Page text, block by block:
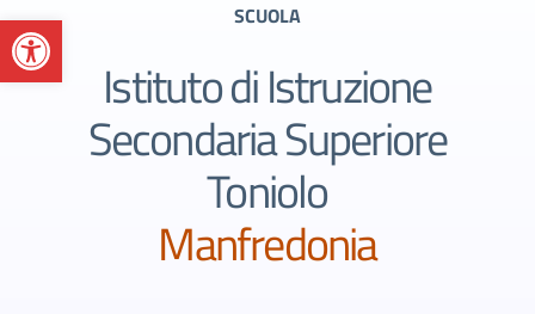
Apri la barra degli strumenti
SCUOLA
Istituto di Istruzione
Secondaria Superiore
Toniolo
Manfredonia